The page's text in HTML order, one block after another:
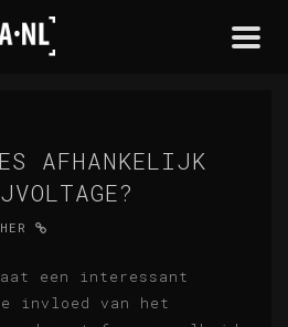
AFHANKELIJK
een interessant
invloed van het